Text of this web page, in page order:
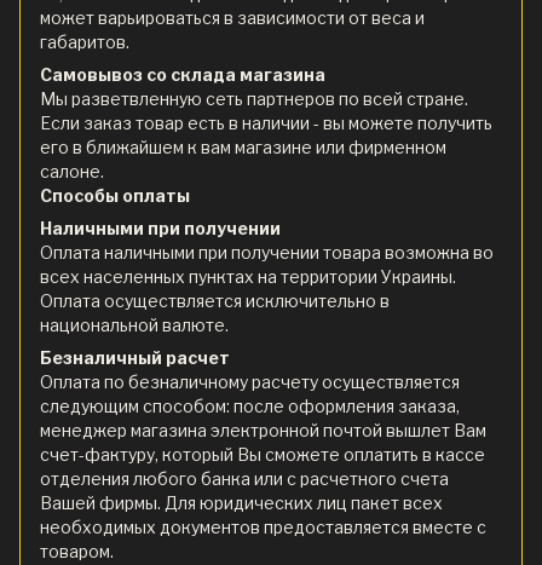
может варьироваться в зависимости от веса и
габаритов.
Самовывоз со склада магазина
Мы разветвленную сеть партнеров по всей стране.
Если заказ товар есть в наличии - вы можете получить
его в ближайшем к вам магазине или фирменном
салоне.
Способы оплаты
Наличными при получении
Оплата наличными при получении товара возможна во
всех населенных пунктах на территории Украины.
Оплата осуществляется исключительно в
национальной валюте.
Безналичный расчет
Оплата по безналичному расчету осуществляется
следующим способом: после оформления заказа,
менеджер магазина электронной почтой вышлет Вам
счет-фактуру, который Вы сможете оплатить в кассе
отделения любого банка или с расчетного счета
Вашей фирмы. Для юридических лиц пакет всех
необходимых документов предоставляется вместе с
товаром.